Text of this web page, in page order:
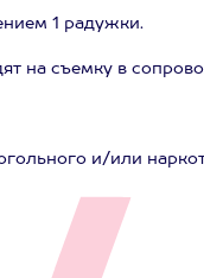
1 радужки.
на съемку в
и/или